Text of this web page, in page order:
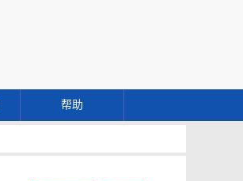
帮助